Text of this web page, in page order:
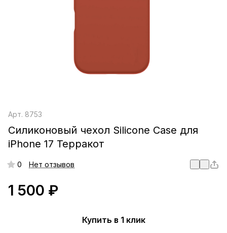
Арт. 8753
Силиконовый чехол Silicone Case для
iPhone 17 Терракот
0 Нет отзывов
1 500 ₽
Купить в 1 клик